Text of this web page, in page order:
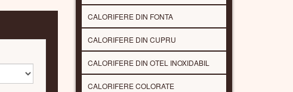
CALORIFERE DIN FONTA
CALORIFERE DIN CUPRU
CALORIFERE DIN OTEL INOXIDABIL
CALORIFERE COLORATE